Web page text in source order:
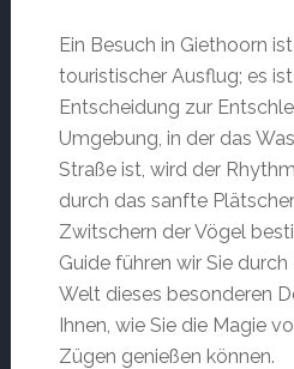
Ein Besuch in Giethoorn
touristischer Ausflug; es
Entscheidung zur
Umgebung, in der das
Straße ist, wird der
durch das sanfte
Zwitschern der Vögel
Guide führen wir Sie
Welt dieses besonderen
Ihnen, wie Sie die Magie
Zügen genießen können.